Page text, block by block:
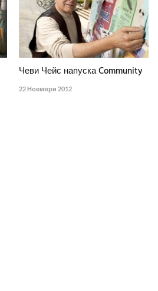
Чеви Чейс напуска Community
22 Ноември 2012